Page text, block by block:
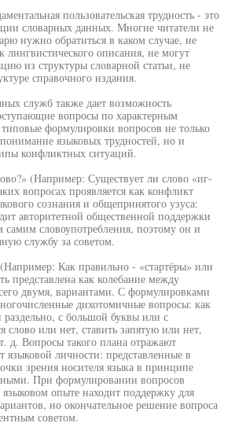
пользовательская трудность - это
словарных данных. Многие читатели не
нужно обратиться в каком случае, не
лингвистического описания, не могут
из структуры словарной статьи, не
справочного издания.
служб также дает возможность
вопросы по характерным
формулировки вопросов не только
языковых трудностей, но и
конфликтных ситуаций.
(Например: Существует ли слово «иг-
вопросах проявляется как конфликт
сознания и общепринятого узуса:
авторитетной общественной поддержки
самим словоупотребления, поэтому он и
службу за советом.
Как правильно - «стартёры» или
представлена как колебание между
двумя, вариантами. С формулировками
дихотомичные вопросы: как
с большой буквы или с
слово или нет, ставить запятую или нет,
д. Вопросы такого плана отражают
языковой личности: представленные в
зрения носителя языка в принципе
При формулировании вопросов
языковом опыте находит поддержку для
но окончательное решение вопроса
советом.